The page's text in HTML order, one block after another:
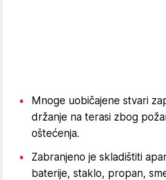
Mnoge uobičajene stvari
držanje na terasi zbog
oštećenja.
Zabranjeno je skladištiti
baterije, staklo, propan,